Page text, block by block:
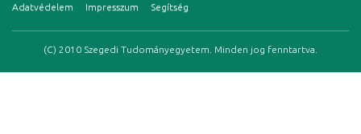
Adatvédelem Impresszum Segítség
(C) 2010 Szegedi Tudományegyetem. Minden jog fenntartva.